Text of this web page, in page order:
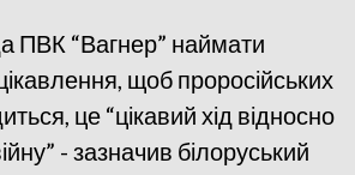
ПВК “Вагнер” наймати
щоб проросійських
це “цікавий хід відносно
- зазначив білоруський